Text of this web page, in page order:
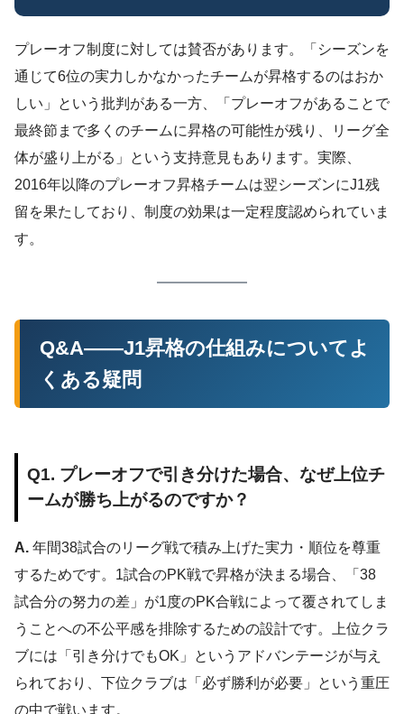
プレーオフ制度に対しては賛否があります。「シーズンを
通じて6位の実力しかなかったチームが昇格するのはおか
しい」という批判がある一方、「プレーオフがあることで
最終節まで多くのチームに昇格の可能性が残り、リーグ全
体が盛り上がる」という支持意見もあります。実際、
2016年以降のプレーオフ昇格チームは翌シーズンにJ1残
留を果たしており、制度の効果は一定程度認められていま
す。
Q&A——J1昇格の仕組みについてよ
くある疑問
Q1. プレーオフで引き分けた場合、なぜ上位チ
ームが勝ち上がるのですか？
A. 年間38試合のリーグ戦で積み上げた実力・順位を尊重
するためです。1試合のPK戦で昇格が決まる場合、「38
試合分の努力の差」が1度のPK合戦によって覆されてしま
うことへの不公平感を排除するための設計です。上位クラ
ブには「引き分けでもOK」というアドバンテージが与え
られており、下位クラブは「必ず勝利が必要」という重圧
の中で戦います。